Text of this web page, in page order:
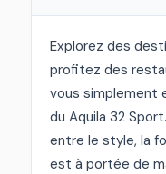
Explorez des
profitez des
vous simplement
du Aquila 32
entre le style, la
est à portée de